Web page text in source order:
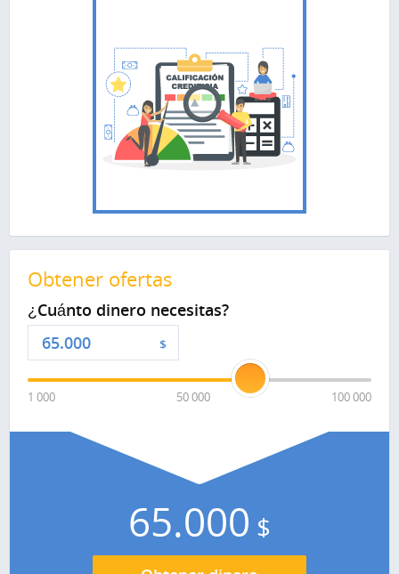
Obtener ofertas
¿Cuánto dinero necesitas?
$
1 000 50 000 100 000
65.000 $